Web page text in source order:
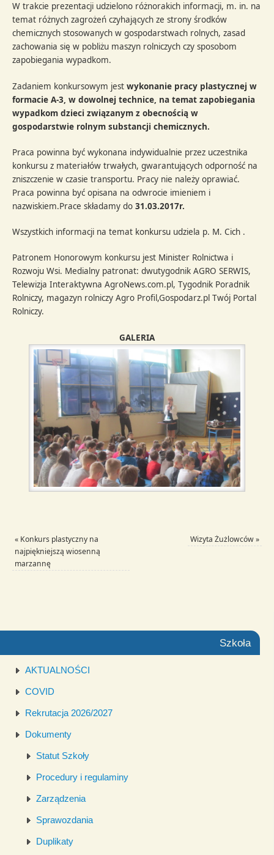
W trakcie prezentacji udzielono różnorakich informacji, m. in. na
temat różnych zagrożeń czyhających ze strony środków
chemicznych stosowanych w gospodarstwach rolnych, zasad
zachowania się w pobliżu maszyn rolniczych czy sposobom
zapobiegania wypadkom.
Zadaniem konkursowym jestwykonanie pracy plastycznej w
formacie A-3, w dowolnej technice, na temat zapobiegania
wypadkom dzieci związanym z obecnością w
gospodarstwie rolnym substancji chemicznych.
Praca powinna być wykonana indywidualnie przez uczestnika
konkursu z materiałów trwałych, gwarantujących odporność na
zniszczenie w czasie transportu. Pracy nie należy oprawiać.
Praca powinna być opisana na odwrocie imieniem i
nazwiskiem.Prace składamy do31.03.2017r.
Wszystkich informacji na temat konkursu udziela p. M. Cich .
Patronem Honorowym konkursu jest Minister Rolnictwa i
Rozwoju Wsi. Medialny patronat: dwutygodnik AGRO SERWIS,
Telewizja Interaktywna AgroNews.com.pl, Tygodnik Poradnik
Rolniczy, magazyn rolniczy Agro Profil,Gospodarz.pl Twój Portal
Rolniczy.
GALERIA
« Konkurs plastyczny na
najpiękniejszą wiosenną
marzannę
Wizyta Żużlowców»
Szkoła
AKTUALNOŚCI
COVID
Rekrutacja 2026/2027
Dokumenty
Statut Szkoły
Procedury i regulaminy
Zarządzenia
Sprawozdania
Duplikaty